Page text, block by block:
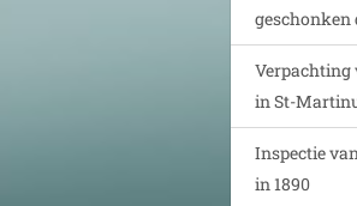
geschonken
Verpachting
in St-
Inspectie
in 1890